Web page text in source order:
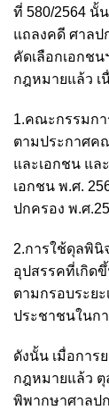
ที่ 580/2564 นั้
แถลงคดี ศาลป
คัดเลือกเอกช
กฎหมายแล้ว เ
1.คณะกรรมกา
ตามประกาศค
และเอกชน แล
เอกชน พ.ศ.
ปกครอง พ.ศ
2.การใช้ดุลพินิ
อุปสรรคที่เกิด
ตามกรอบระยะ
ประชาชนในก
ดังนั้น เมื่อการ
กฎหมายแล้ว ตุ
พิพากษาศาลป